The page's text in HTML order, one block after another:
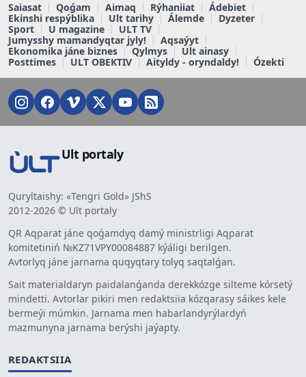
Saiasat Qoǵam Aimaq Rýhaniiat
Ádebiet
Ekinshi respýblika
Ult tarihy Álemde
Dyzeter
Sport
U magazine
ULT TV
Jumysshy mamandyqtar jyly!
Aqsaýyt
Ekonomika jáne biznes
Qylmys
Ult ainasy
Posttimes
ULT OBEKTIV Aityldy - oryndaldy! Ózekti
Ult portaly
Quryltaishy: «Tengri Gold» JShS
2012-2026 © Ult portaly
QR Aqparat jáne qoǵamdyq damý ministrligi Aqparat
komitetiniń №KZ71VPY00084887 kýáligi berilgen.
Avtorlyq jáne jarnama quqyqtary tolyq saqtalǵan.
Sait materialdaryn paidalanǵanda derekkózge silteme kórsetý
mindetti. Avtorlar pikiri men redaktsiia kózqarasy sáikes kele
bermeýi múmkin. Jarnama men habarlandyrýlardyń
mazmunyna jarnama berýshi jaýapty.
REDAKTSIIA